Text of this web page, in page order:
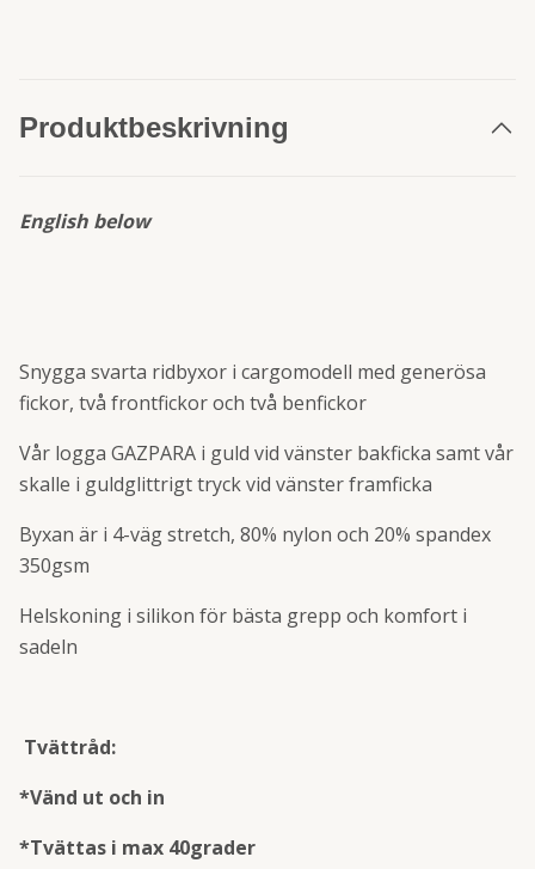
Produktbeskrivning
English below
Snygga svarta ridbyxor i cargomodell med generösa
fickor, två frontfickor och två benfickor
Vår logga GAZPARA i guld vid vänster bakficka samt vår
skalle i guldglittrigt tryck vid vänster framficka
Byxan är i 4-väg stretch, 80% nylon och 20% spandex
350gsm
Helskoning i silikon för bästa grepp och komfort i
sadeln
Tvättråd:
*Vänd ut och in
*Tvättas i max 40grader